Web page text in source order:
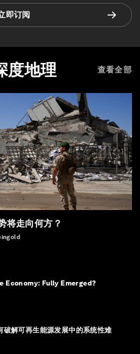
即订阅
度地理 查看全部
将走向何方？
Economy: Fully Emerged?
破解可再生能源发展中的系统性难